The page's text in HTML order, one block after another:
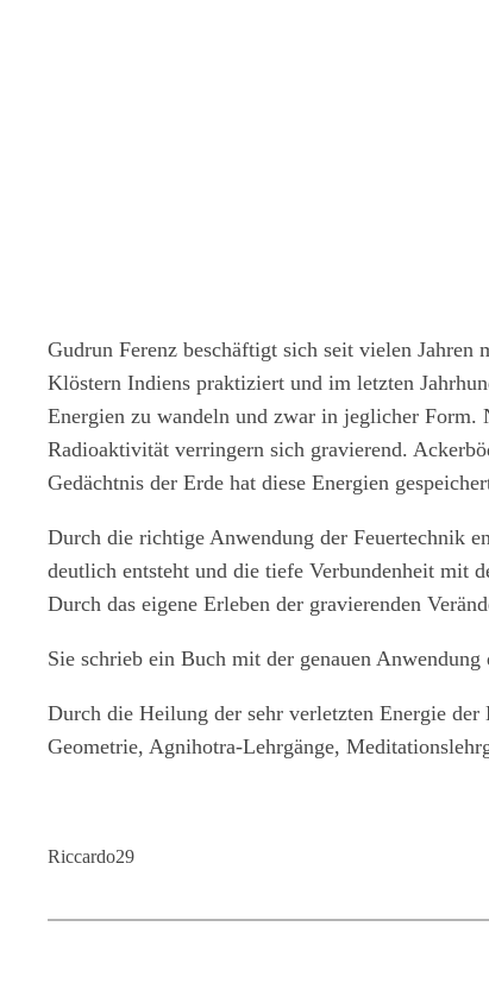
Gudrun Ferenz beschäftigt sich seit vielen
Klöstern Indiens praktiziert und im letzten
Energien zu wandeln und zwar in jeglicher Form.
Radioaktivität verringern sich gravierend.
Gedächtnis der Erde hat diese Energien
Durch die richtige Anwendung der Feuertechnik
deutlich entsteht und die tiefe Verbundenheit mit
Durch das eigene Erleben der gravierenden
Sie schrieb ein Buch mit der genauen
Durch die Heilung der sehr verletzten Energie
Geometrie, Agnihotra-Lehrgänge,
Riccardo29